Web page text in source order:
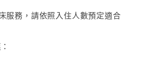
服務，請依照入住人數預定適合